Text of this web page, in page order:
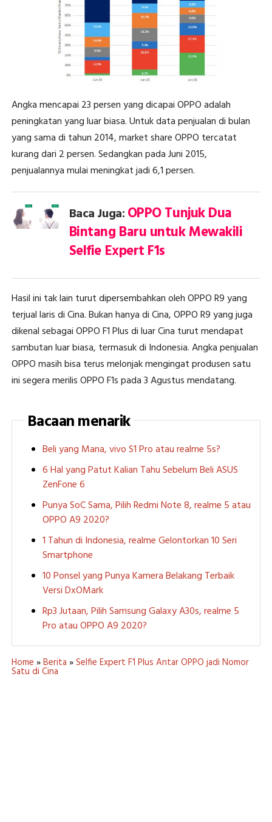
Angka mencapai 23 persen yang dicapai OPPO adalah
peningkatan yang luar biasa. Untuk data penjualan di bulan
yang sama di tahun 2014, market share OPPO tercatat
kurang dari 2 persen. Sedangkan pada Juni 2015,
penjualannya mulai meningkat jadi 6,1 persen.
Baca Juga:OPPO Tunjuk Dua
Bintang Baru untuk Mewakili
Selfie Expert F1s
Hasil ini tak lain turut dipersembahkan oleh OPPO R9 yang
terjual laris di Cina. Bukan hanya di Cina, OPPO R9 yang juga
dikenal sebagai OPPO F1 Plus di luar Cina turut mendapat
sambutan luar biasa, termasuk di Indonesia. Angka penjualan
OPPO masih bisa terus melonjak mengingat produsen satu
ini segera merilis OPPO F1s pada 3 Agustus mendatang.
Bacaan menarik
Beli yang Mana, vivo S1 Pro atau realme 5s?
6 Hal yang Patut Kalian Tahu Sebelum Beli ASUS
ZenFone 6
Punya SoC Sama, Pilih Redmi Note 8, realme 5 atau
OPPO A9 2020?
1 Tahun di Indonesia, realme Gelontorkan 10 Seri
Smartphone
10 Ponsel yang Punya Kamera Belakang Terbaik
Versi DxOMark
Rp3 Jutaan, Pilih Samsung Galaxy A30s, realme 5
Pro atau OPPO A9 2020?
Home »Berita »Selfie Expert F1 Plus Antar OPPO jadi Nomor
Satu di Cina